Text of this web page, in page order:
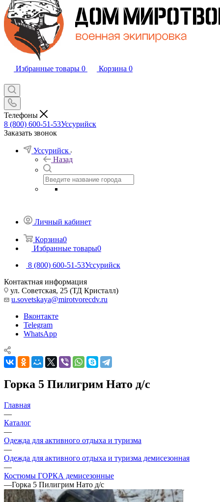
Избранные товары 0 Корзина 0
Телефоны
8 (800) 600-51-53Уссурийск
Заказать звонок
Уссурийск
Назад
Личный кабинет
Корзина0
Избранные товары0
8 (800) 600-51-53Уссурийск
Контактная информация
ул. Советская, 25 (ТД Кристалл)
u.sovetskaya@mirotvorecdv.ru
Вконтакте
Telegram
WhatsApp
Горка 5 Пилигрим Нато д/с
Главная
—
Каталог
—
Одежда для активного отдыха и туризма
—
Одежда для активного отдыха и туризма демисезонная
—
Костюмы ГОРКА демисезонные
—Горка 5 Пилигрим Нато д/с